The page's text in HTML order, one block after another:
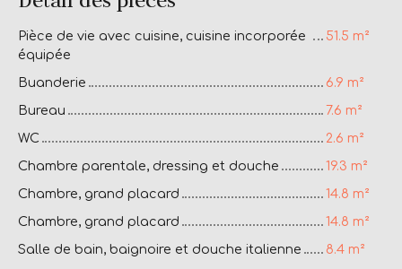
Pièce de vie avec cuisine, cuisine incorporée
équipée
51.5 m²
Buanderie
6.9 m²
Bureau
7.6 m²
WC
2.6 m²
Chambre parentale, dressing et douche
19.3 m²
Chambre, grand placard
14.8 m²
Chambre, grand placard
14.8 m²
Salle de bain, baignoire et douche italienne
8.4 m²